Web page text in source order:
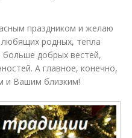
праздником и желаю
родных, тепла
добрых вестей,
А главное, конечно,
и Вашим близким!